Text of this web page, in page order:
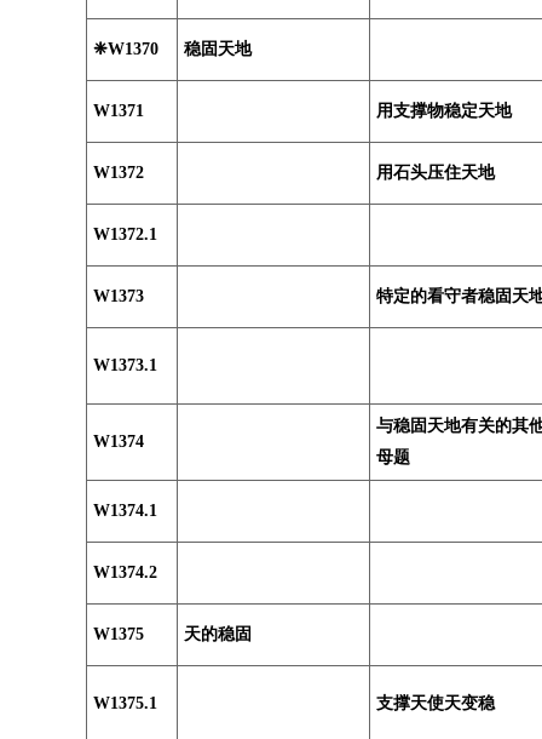
❈W1370 稳固天地
W1371 用支撑物稳定天地
W1372 用石头压住天地
W1372.1
W1373 特定的看守者稳固天
W1373.1
W1374
与稳固天地有关的其
母题
W1374.1
W1374.2
W1375 天的稳固
W1375.1 支撑天使天变稳